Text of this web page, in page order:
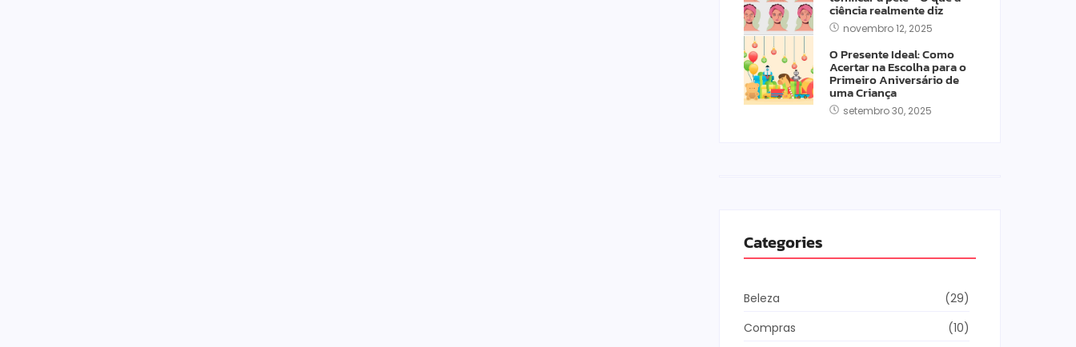
ciência realmente diz
novembro 12, 2025
O Presente Ideal: Como
Acertar na Escolha para o
Primeiro Aniversário de
uma Criança
setembro 30, 2025
Categories
Beleza
(29)
Compras
(10)